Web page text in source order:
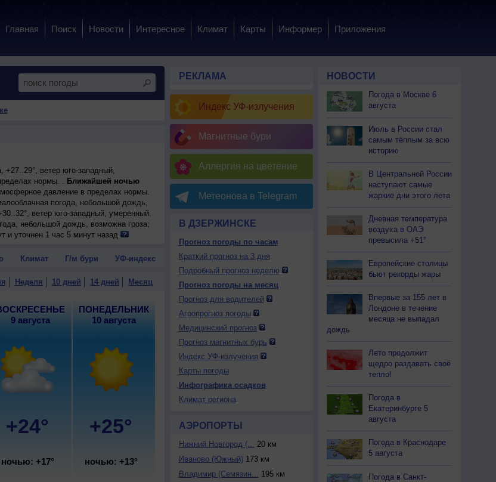
Главная Поиск Новости Интересное Климат Карты Информер Приложения
+27..29°, ветер юго-западный,
нормы. . Ближайшей ночью
давление в пределах нормы.
погода, небольшой дождь,
ветер юго-западный, умеренный.
небольшой дождь, возможна гроза;
западный, умеренный.
ветер западный, умеренный.
и уточнен 1 час 5 минут назад
Климат Г/м бури УФ-индекс
Неделя 10 дней 14 дней Месяц
9 августа
+24°
ночью: +17°
ПОНЕДЕЛЬНИК
10 августа
+25°
ночью: +13°
РЕКЛАМА
Индекс УФ-излучения
Магнитные бури
Аллергия на цветение
Метеонова в Telegram
В ДЗЕРЖИНСКЕ
Прогноз погоды по часам
Краткий прогноз на 3 дня
Подробный прогноз неделю
Прогноз погоды на месяц
Прогноз для водителей
Агропрогноз погоды
Медицинский прогноз
Прогноз магнитных бурь
Индекс УФ-излучения
Карты погоды
Инфографика осадков
Климат региона
АЭРОПОРТЫ
Нижний Новгород (... 20 км
Иваново (Южный)173 км
Владимир (Семязин... 195 км
НОВОСТИ
Погода в Москве 6
августа
Июль в России стал
самым тёплым за всю
историю
В Центральной России
наступают самые
жаркие дни этого лета
Дневная температура
воздуха в ОАЭ
превысила +51°
Европейские столицы
бьют рекорды жары
Впервые за 155 лет в
Лондоне в течение
месяца не выпадал
дождь
Лето продолжит
щедро раздавать своё
тепло!
Погода в
Екатеринбурге 5
августа
Погода в Краснодаре
5 августа
Погода в Санкт-